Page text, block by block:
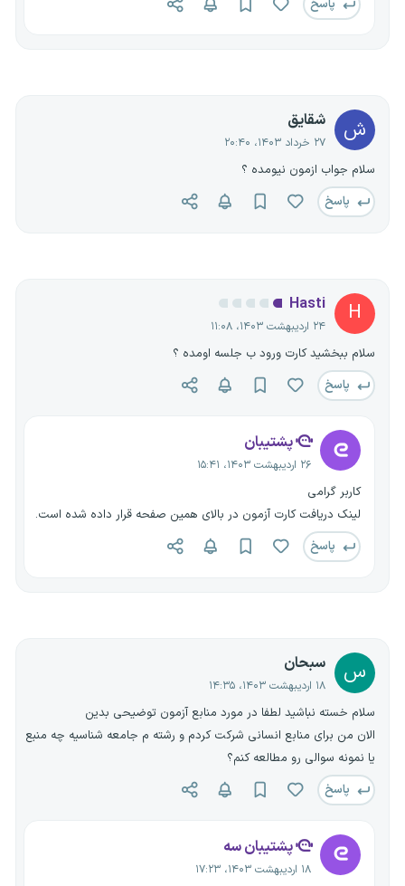
پاسخ
ش شقایق
۲۷ خرداد ۱۴۰۳، ۲۰:۴۰
سلام جواب ازمون نیومده ؟
پاسخ
H
Hasti
۲۴ اردیبهشت ۱۴۰۳، ۱۱:۰۸
سلام ببخشید کارت ورود ب جلسه اومده ؟
پاسخ
پشتیبان
۲۶ اردیبهشت ۱۴۰۳، ۱۵:۴۱
کاربر گرامی
لینک دریافت کارت آزمون در بالای همین صفحه قرار داده شده است.
پاسخ
س سبحان
۱۸ اردیبهشت ۱۴۰۳، ۱۴:۳۵
سلام خسته نباشید لطفا در مورد منابع آزمون توضیحی بدین
الان من برای منابع انسانی شرکت کردم و رشته م جامعه شناسیه چه منبع
یا نمونه سوالی رو مطالعه کنم؟
پاسخ
پشتیبان سه
۱۸ اردیبهشت ۱۴۰۳، ۱۷:۲۳